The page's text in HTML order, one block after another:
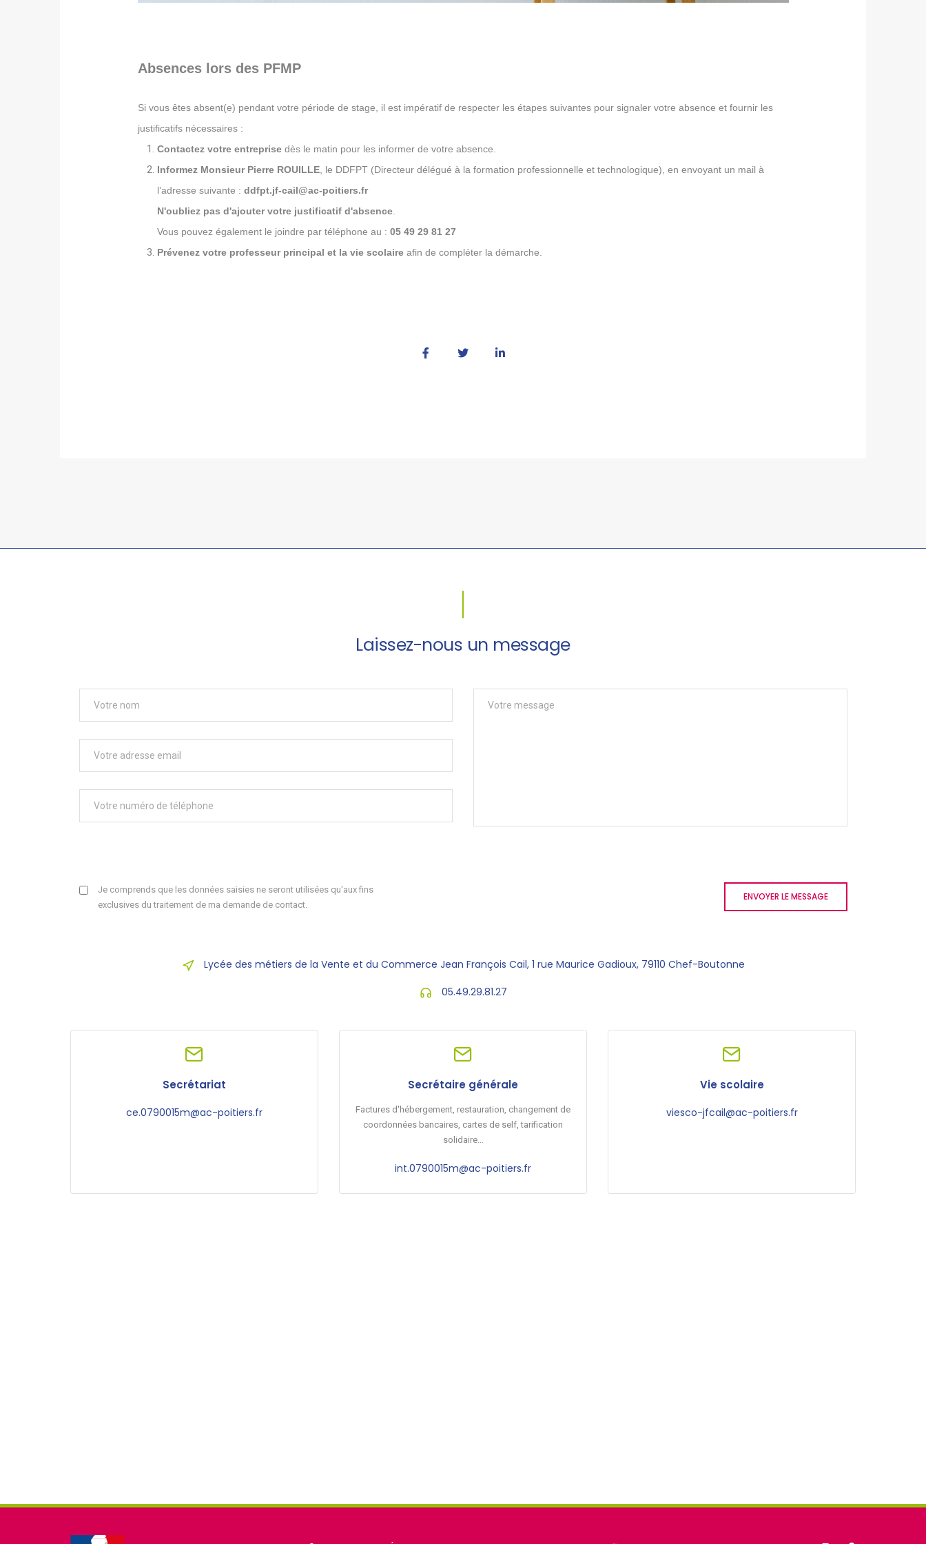
Absences lors des PFMP
Si vous êtes absent(e) pendant votre période de stage, il est impératif de respecter les étapes suivantes pour signaler votre absence et fournir les
justificatifs nécessaires :
Contactez votre entreprisedès le matin pour les informer de votre absence.
Informez Monsieur Pierre ROUILLE, le DDFPT (Directeur délégué à la formation professionnelle et technologique), en envoyant un mail à
l’adresse suivante : ddfpt.jf-cail@ac-poitiers.fr
N'oubliez pas d'ajouter votre justificatif d'absence.
Vous pouvez également le joindre par téléphone au : 05 49 29 81 27
Prévenez votre professeur principal et la vie scolaireafin de compléter la démarche.
Laissez-nous un message
Je comprends que les données saisies ne seront utilisées qu'aux fins
exclusives du traitement de ma demande de contact.
ENVOYER LE MESSAGE
Lycée des métiers de la Vente et du Commerce Jean François Cail, 1 rue Maurice Gadioux, 79110 Chef-Boutonne
05.49.29.81.27
Secrétariat
ce.0790015m@ac-poitiers.fr
Secrétaire générale
Factures d'hébergement, restauration, changement de
coordonnées bancaires, cartes de self, tarification
solidaire…
int.0790015m@ac-poitiers.fr
Vie scolaire
viesco-jfcail@ac-poitiers.fr